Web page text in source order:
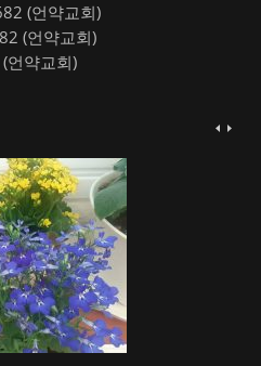
(언약교회)
(언약교회)
언약교회)